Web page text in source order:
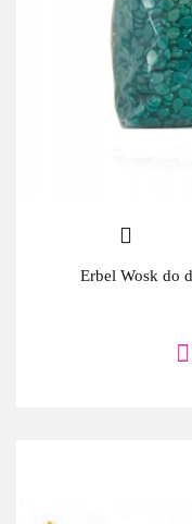
Erbel Wosk do